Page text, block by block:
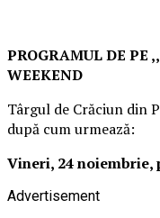
PROGRAMUL DE PE
WEEKEND
Târgul de Crăciun din
după cum urmează:
Vineri, 24 noiembrie,
Advertisement